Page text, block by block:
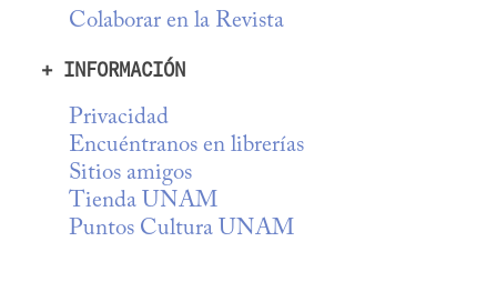
Colaborar en la Revista
+ INFORMACIÓN
Privacidad
Encuéntranos en librerías
Sitios amigos
Tienda UNAM
Puntos Cultura UNAM